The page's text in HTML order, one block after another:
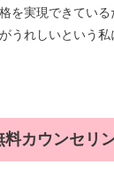
を実現できている
うれしいという私
カウンセリ